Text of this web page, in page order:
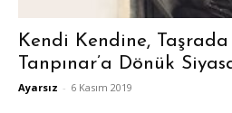
Kendi Kendine,
Tanpınar’a Dönük
Ayarsız - 6 Kasım 2019